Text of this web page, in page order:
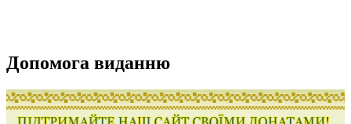
Допомога виданню